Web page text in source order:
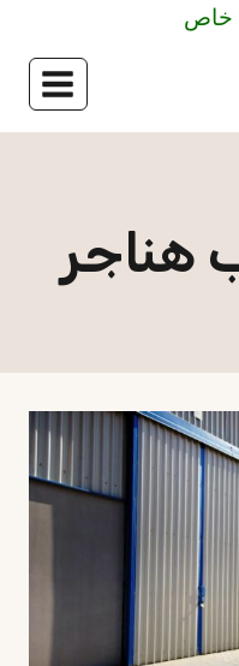
خاص
هناجر